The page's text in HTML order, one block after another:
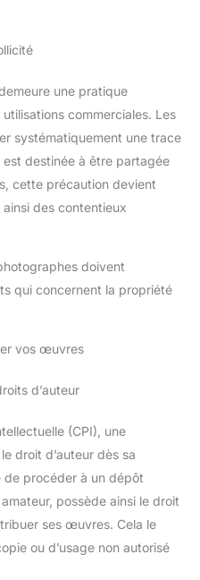
une pratique
commerciales. Les
systématiquement une trace
destinée à être partagée
cette précaution devient
des contentieux
doivent
qui concernent la propriété
vos œuvres
d’auteur
(CPI), une
droit d’auteur dès sa
de procéder à un dépôt
possède ainsi le droit
ses œuvres. Cela le
ou d’usage non autorisé